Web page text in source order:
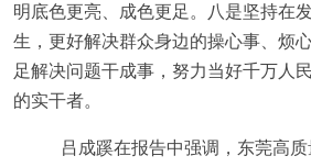
明底色更亮、成色更足。八是坚持在
生，更好解决群众身边的操心事、烦
足解决问题干成事，努力当好千万人
的实干者。
吕成蹊在报告中强调，东莞高质